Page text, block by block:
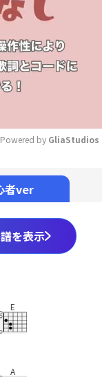
Powered by GliaStudios
者ver
を表示
E
A